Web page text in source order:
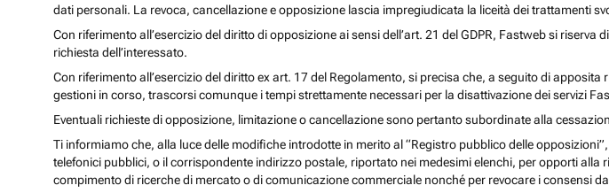
dati personali. La revoca, cancellazione e opposizione lascia impregiudicata la liceità dei trattamenti
Con riferimento all’esercizio del diritto di opposizione ai sensi dell’art. 21 del GDPR, Fastweb si
richiesta dell’interessato.
Con riferimento all’esercizio del diritto ex art. 17 del Regolamento, si precisa che, a seguito di
gestioni in corso, trascorsi comunque i tempi strettamente necessari per la disattivazione dei servizi
Eventuali richieste di opposizione, limitazione o cancellazione sono pertanto subordinate alla
Ti informiamo che, alla luce delle modifiche introdotte in merito al “Registro pubblico delle
telefonici pubblici, o il corrispondente indirizzo postale, riportato nei medesimi elenchi, per opporti
compimento di ricerche di mercato o di comunicazione commerciale nonché per revocare i consensi